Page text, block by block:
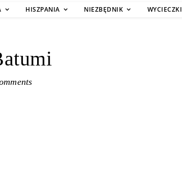
HISZPANIA NIEZBĘDNIK WYCIECZKI